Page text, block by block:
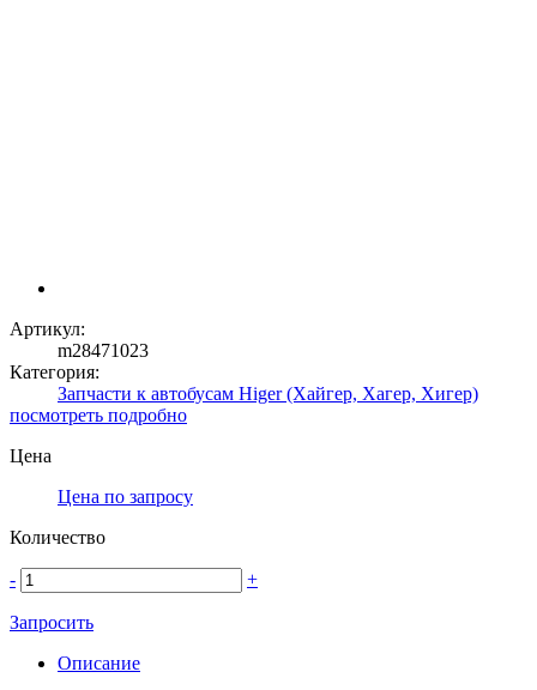
Артикул:
m28471023
Категория:
Запчасти к автобусам Higer (Хайгер, Хагер, Хигер)
посмотреть подробно
Цена
Цена по запросу
Количество
- +
Запросить
Описание